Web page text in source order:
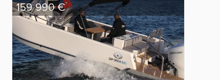
159 990 €